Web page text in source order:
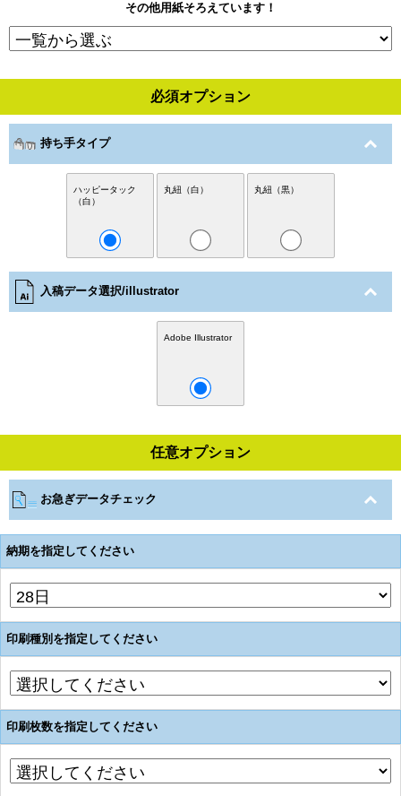
その他用紙そろえています！
必須オプション
持ち手タイプ
ハッピータック
（白）
丸紐（白） 丸紐（黒）
入稿データ選択/illustrator
Adobe Illustrator
任意オプション
お急ぎデータチェック
納期を指定してください
印刷種別を指定してください
印刷枚数を指定してください